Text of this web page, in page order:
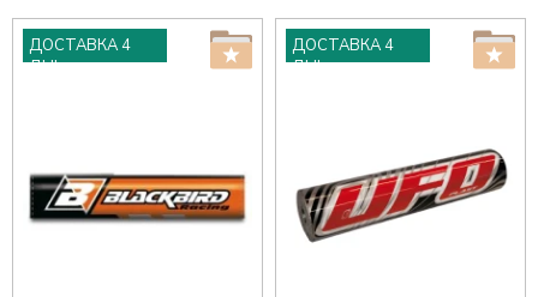
ДОСТАВКА 4
ДНІ
ДОСТАВКА 4
ДНІ